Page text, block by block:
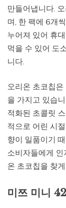
만들어냅니다.
며, 한 팩에 6개
누어져 있어 휴
먹을 수 있어 도
니다.
오리온 초코칩
을 가지고 있습
적화된 초콜릿
적으로 어린 시
향이 일품이기
소비자들에게
온 초코칩을 찾
미쯔 미니